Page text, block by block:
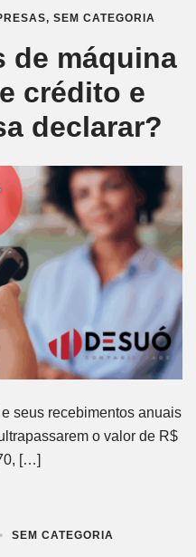
, SEM CATEGORIA
de máquina
crédito e
declarar?
seus recebimentos anuais
o valor de R$
[…]
SEM CATEGORIA